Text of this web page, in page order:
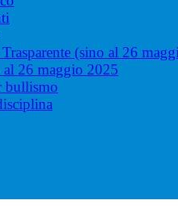
(sino al 26
26 maggio 2025
bullismo